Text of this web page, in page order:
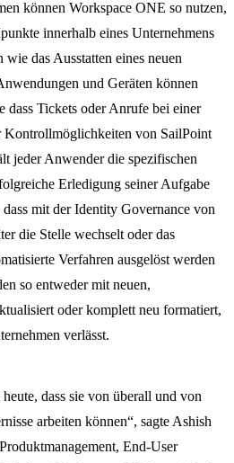
können Workspace ONE so nutzen,
innerhalb eines Unternehmens
das Ausstatten eines neuen
und Geräten können
dass Tickets oder Anrufe bei einer
von SailPoint
jeder Anwender die spezifischen
Erledigung seiner Aufgabe
mit der Identity Governance von
die Stelle wechselt oder das
Verfahren ausgelöst werden
so entweder mit neuen,
oder komplett neu formatiert,
verlässt.
dass sie von überall und von
arbeiten können“, sagte Ashish
End-User